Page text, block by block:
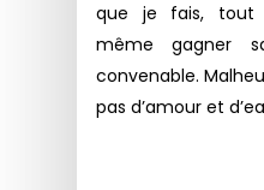
que je fais, tout
même gagner
convenable.
pas d’amour et